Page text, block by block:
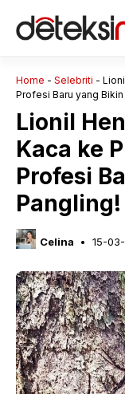
Home - Selebriti -
Profesi Baru yang
Lionil
Kaca ke
Profesi
Pangling!
Celina 15-